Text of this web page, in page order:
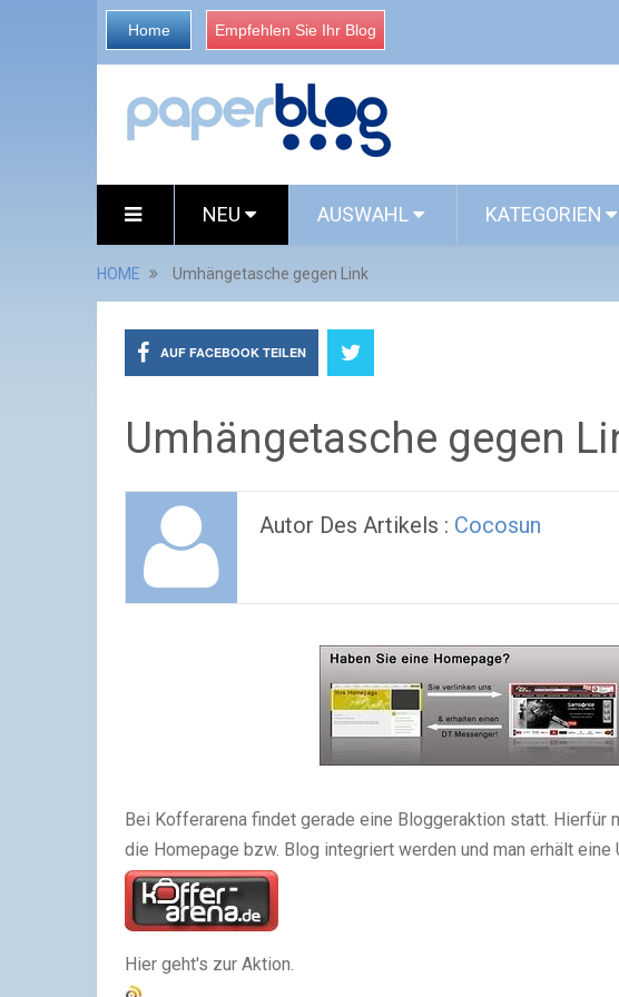
Home Empfehlen Sie Ihr Blog
NEU AUSWAHL KATEGORIEN
HOME Umhängetasche gegen Link
AUF FACEBOOK TEILEN
Umhängetasche gegen
Autor Des Artikels : Cocosun
Bei Kofferarena findet gerade eine Bloggeraktion statt. Hierfür
die Homepage bzw. Blog integriert werden und man erhält eine
Hier geht's zur Aktion.